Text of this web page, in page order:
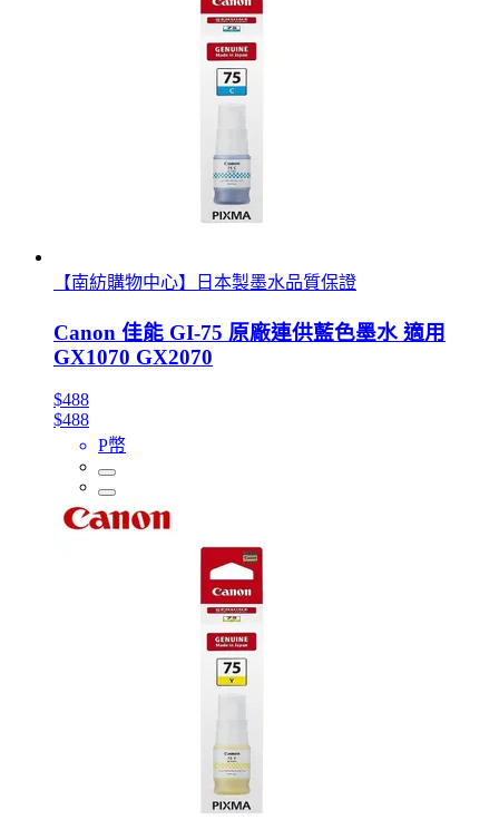
【南紡購物中心】日本製墨水品質保證
Canon 佳能 GI-75 原廠連供藍色墨水 適用
GX1070 GX2070
$488
$488
P幣